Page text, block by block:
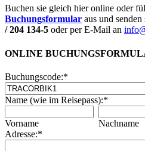
Buchen sie gleich hier online oder
Buchungsformular aus und senden
/ 204 134-5 oder per E-Mail an
ONLINE
Buchungscode:*
Name (wie im Reisepass):*
Vorname
Nachname
Adresse:*